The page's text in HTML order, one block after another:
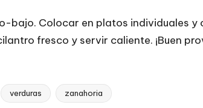
bajo. Colocar en platos individuales y
fresco y servir caliente. ¡Buen
verduras zanahoria